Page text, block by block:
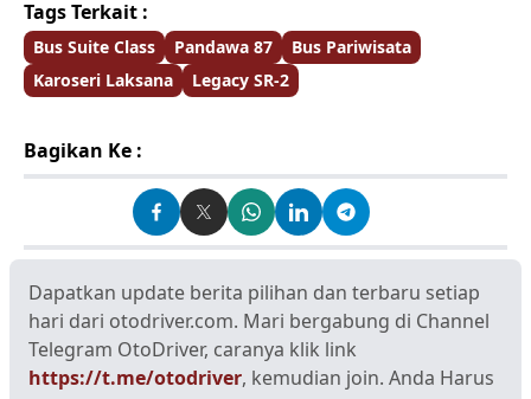
Tags Terkait :
Bus Suite Class Pandawa 87
Bus Pariwisata
Karoseri Laksana
Legacy SR-2
Bagikan Ke :
Dapatkan update berita pilihan dan terbaru setiap
hari dari otodriver.com. Mari bergabung di Channel
Telegram OtoDriver, caranya klik link
https://t.me/otodriver, kemudian join. Anda Harus